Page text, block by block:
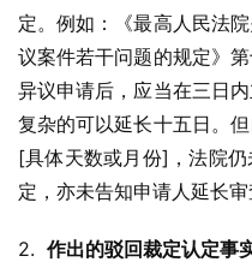
定。例如：《最高人民法
议案件若干问题的规定》
异议申请后，应当在三日
复杂的可以延长十五日。
[具体天数或月份]，法院
定，亦未告知申请人延长
2. 作出的驳回裁定认定事